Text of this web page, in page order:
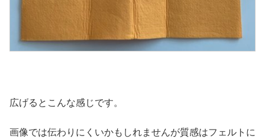
広げるとこんな感じです。
画像では伝わりにくいかもしれませんが質感はフェルトに